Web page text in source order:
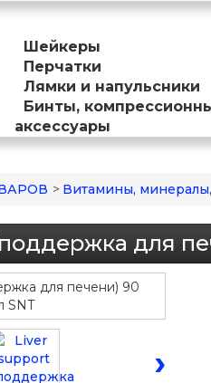
Шейкеры
Перчатки
Лямки и напульсники
Бинты,
аксессуары
> Витамины,
для
›